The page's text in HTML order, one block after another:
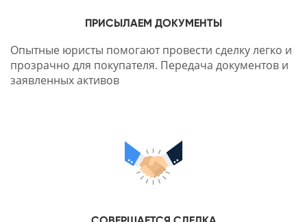
ПРИСЫЛАЕМ ДОКУМЕНТЫ
Опытные юристы помогают провести сделку легко и
прозрачно для покупателя. Передача документов и
заявленных активов